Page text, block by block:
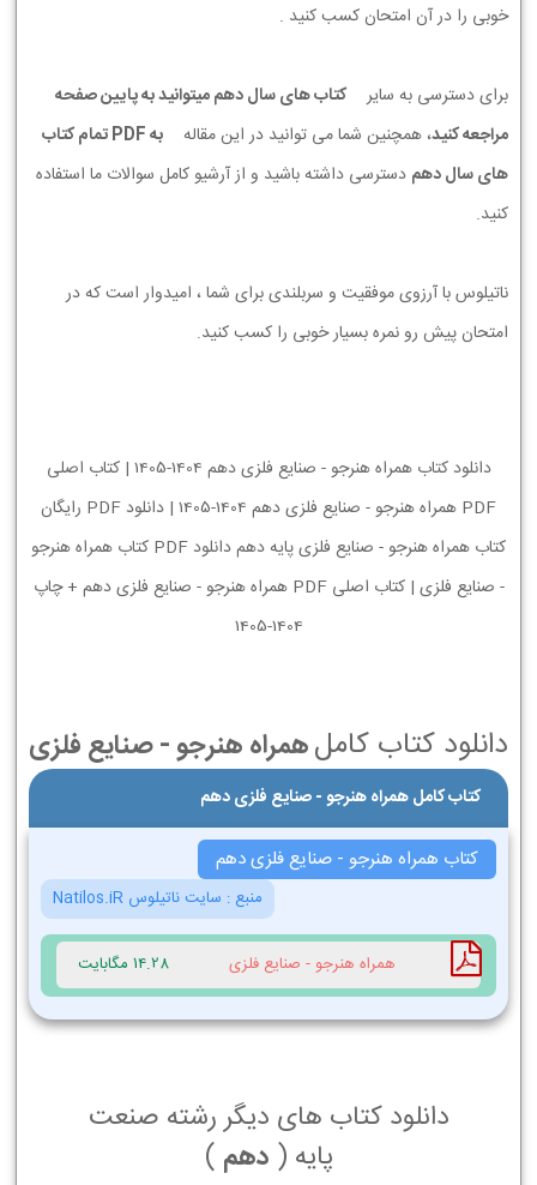
خوبی را در آن امتحان کسب کنید .
برای دسترسی به سایر
کتاب های سال دهم میتوانید به پایین صفحه
مراجعه کنید، همچنین شما می توانید در این مقاله
به PDF تمام کتاب
های سال دهم دسترسی داشته باشید و از آرشیو کامل سوالات ما استفاده
کنید.
ناتیلوس با آرزوی موفقیت و سربلندی برای شما ، امیدوار است که در
امتحان پیش رو نمره بسیار خوبی را کسب کنید.
دانلود کتاب همراه هنرجو - صنایع فلزی دهم 1404-1405 | کتاب اصلی
PDF همراه هنرجو - صنایع فلزی دهم 1404-1405 | دانلود PDF رایگان
کتاب همراه هنرجو - صنایع فلزی پایه دهم دانلود PDF کتاب همراه هنرجو
- صنایع فلزی | کتاب اصلی PDF همراه هنرجو - صنایع فلزی دهم + چاپ
1404-1405
دانلود کتاب کاملهمراه هنرجو - صنایع فلزی
کتاب کامل همراه هنرجو - صنایع فلزی دهم
کتاب همراه هنرجو - صنایع فلزی دهم
منبع : سایت ناتیلوس Natilos.iR
همراه هنرجو - صنایع فلزی 14.28 مگابایت
دانلود کتاب های دیگر رشته صنعت
پایه ( دهم )